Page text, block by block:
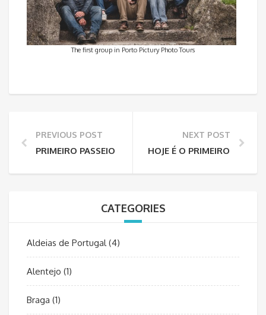
The first group in Porto Pictury Photo Tours
PREVIOUS POST
PRIMEIRO PASSEIO FOTOGRÁFICO DA PICTURY
NEXT POST
HOJE É O PRIMEIRO DIA
CATEGORIES
Aldeias de Portugal (4)
Alentejo (1)
Braga (1)